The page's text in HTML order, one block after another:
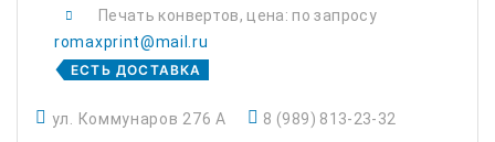
Печать конвертов, цена: по запросу
romaxprint@mail.ru
ЕСТЬ ДОСТАВКА
ул. Коммунаров 276 А 8 (989) 813-23-32